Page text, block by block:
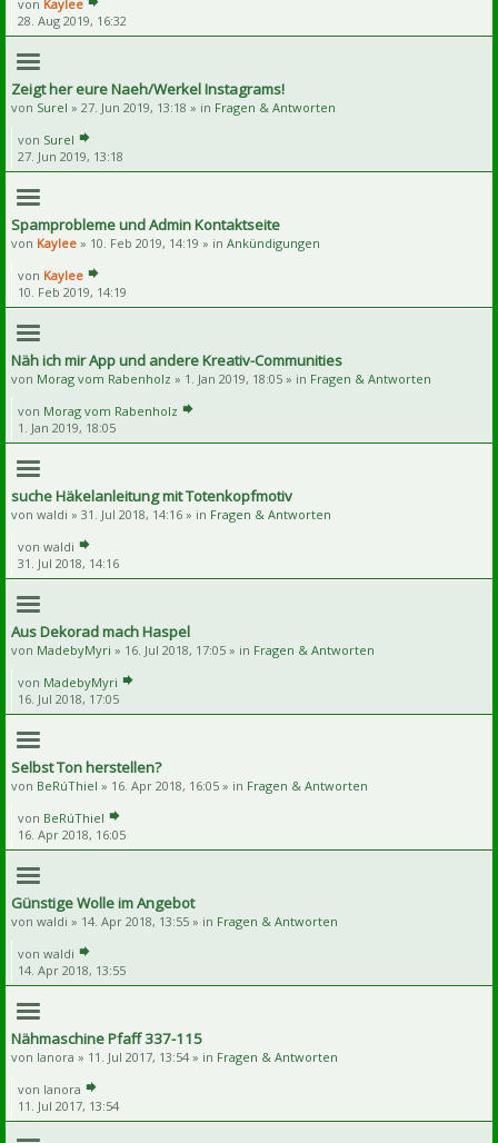
von Kaylee
28. Aug 2019, 16:32
Zeigt her eure Naeh/Werkel Instagrams!
von Surel » 27. Jun 2019, 13:18 » in Fragen & Antworten
von Surel
27. Jun 2019, 13:18
Spamprobleme und Admin Kontaktseite
von Kaylee » 10. Feb 2019, 14:19 » in Ankündigungen
von Kaylee
10. Feb 2019, 14:19
Näh ich mir App und andere Kreativ-Communities
von Morag vom Rabenholz » 1. Jan 2019, 18:05 » in Fragen & Antworten
von Morag vom Rabenholz
1. Jan 2019, 18:05
suche Häkelanleitung mit Totenkopfmotiv
von waldi » 31. Jul 2018, 14:16 » in Fragen & Antworten
von waldi
31. Jul 2018, 14:16
Aus Dekorad mach Haspel
von MadebyMyri » 16. Jul 2018, 17:05 » in Fragen & Antworten
von MadebyMyri
16. Jul 2018, 17:05
Selbst Ton herstellen?
von BeRúThiel » 16. Apr 2018, 16:05 » in Fragen & Antworten
von BeRúThiel
16. Apr 2018, 16:05
Günstige Wolle im Angebot
von waldi » 14. Apr 2018, 13:55 » in Fragen & Antworten
von waldi
14. Apr 2018, 13:55
Nähmaschine Pfaff 337-115
von lanora » 11. Jul 2017, 13:54 » in Fragen & Antworten
von lanora
11. Jul 2017, 13:54